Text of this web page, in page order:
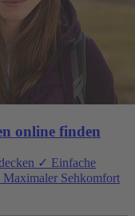
online finden
✓ Einfache
Sehkomfort